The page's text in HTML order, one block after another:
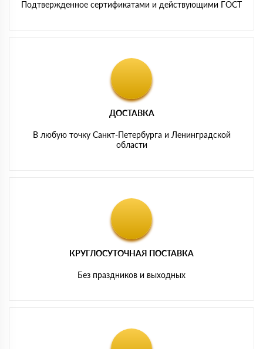
Подтвержденное сертификатами и действующими ГОСТ
ДОСТАВКА
В любую точку Санкт-Петербурга и Ленинградской
области
КРУГЛОСУТОЧНАЯ ПОСТАВКА
Без праздников и выходных